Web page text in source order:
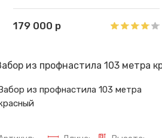
179 000 р
из профнастила 103 метра